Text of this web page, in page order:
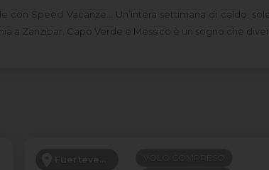
con Speed Vacanze… Un’intera settimana di caldo,
a Zanzibar, Capo Verde e Messico è un sogno che
Fuerteventura